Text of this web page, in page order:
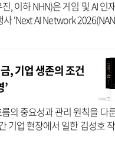
, 이하 NHN)은 게임 및 AI 인
‘Next AI Network
일 밝혔다. NAN 2026은 AI의
, 기업 생존의 조건
의 중요성과 관리 원칙을 다
기업 현장에서 일한 김성호
자(CEO)로 활동하며 축적한